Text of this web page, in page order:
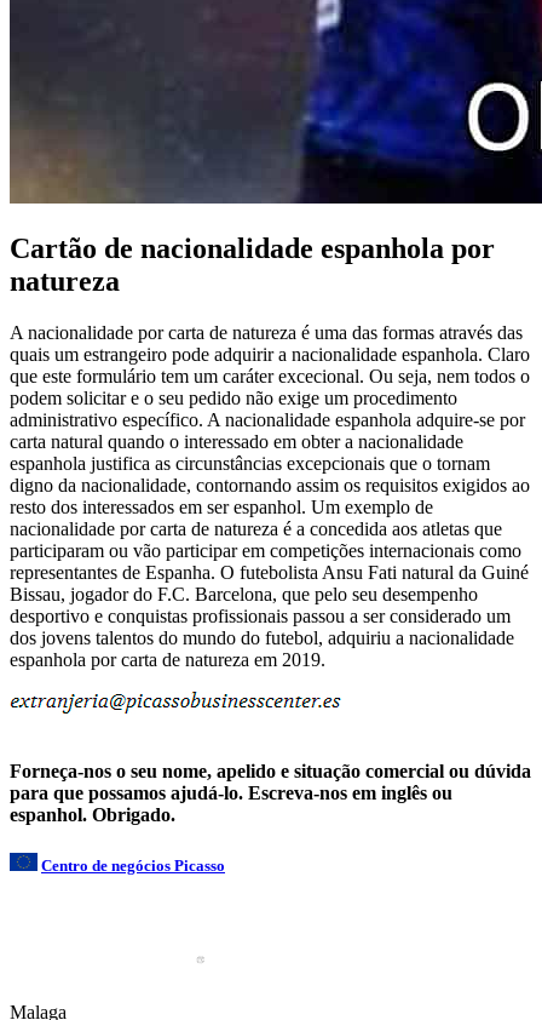
Cartão de nacionalidade espanhola por
natureza
A nacionalidade por carta de natureza é uma das formas através das
quais um estrangeiro pode adquirir a nacionalidade espanhola. Claro
que este formulário tem um caráter excecional. Ou seja, nem todos o
podem solicitar e o seu pedido não exige um procedimento
administrativo específico. A nacionalidade espanhola adquire-se por
carta natural quando o interessado em obter a nacionalidade
espanhola justifica as circunstâncias excepcionais que o tornam
digno da nacionalidade, contornando assim os requisitos exigidos ao
resto dos interessados ​​​​em ser espanhol. Um exemplo de
nacionalidade por carta de natureza é a concedida aos atletas que
participaram ou vão participar em competições internacionais como
representantes de Espanha. O futebolista Ansu Fati natural da Guiné
Bissau, jogador do F.C. Barcelona, ​​​​que pelo seu desempenho
desportivo e conquistas profissionais passou a ser considerado um
dos jovens talentos do mundo do futebol, adquiriu a nacionalidade
espanhola por carta de natureza em 2019.
Forneça-nos o seu nome, apelido e situação comercial ou dúvida
para que possamos ajudá-lo. Escreva-nos em inglês ou
espanhol. Obrigado.
Centro de negócios Picasso
Malaga